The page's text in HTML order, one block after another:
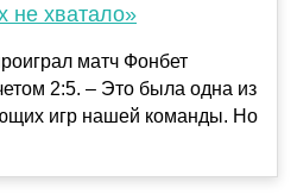
не хватало»
матч Фонбет
2:5. – Это была одна из
игр нашей команды. Но